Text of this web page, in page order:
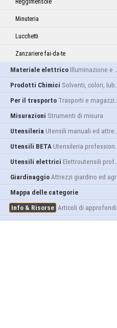
Reggimensole
Minuteria
Lucchetti
Zanzariere fai-da-te
Materiale elettrico Illuminazione e alimentazione
Prodotti Chimici Solventi, colori, lubrificanti...
Per il trasporto Trasporti e magazzino
Misurazioni Strumenti di misura
Utensileria Utensili manuali ed attrezzature
Utensili BETA Utensileria professionale
Utensili elettrici Elettroutensili professionali
Giardinaggio Attrezzi giardino ed agricoltura
Mappa delle categorie
Info & Risorse Articoli di approfondimento